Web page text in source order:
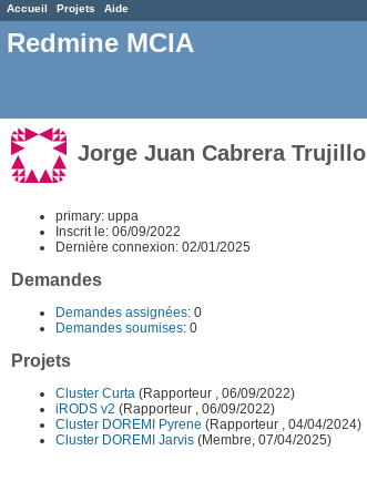
Accueil Projets Aide
Redmine MCIA
Jorge Juan Cabrera Trujillo
primary: uppa
Inscrit le: 06/09/2022
Dernière connexion: 02/01/2025
Demandes
Demandes assignées: 0
Demandes soumises: 0
Projets
Cluster Curta (Rapporteur , 06/09/2022)
iRODS v2 (Rapporteur , 06/09/2022)
Cluster DOREMI Pyrene (Rapporteur , 04/04/2024)
Cluster DOREMI Jarvis (Membre, 07/04/2025)